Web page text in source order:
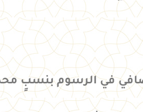
في الرسوم بنسبٍ